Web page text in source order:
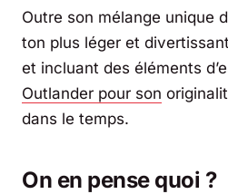
Outre son mélange unique
ton plus léger et
et incluant des éléments
Outlander pour son
dans le temps.
On en pense quoi ?